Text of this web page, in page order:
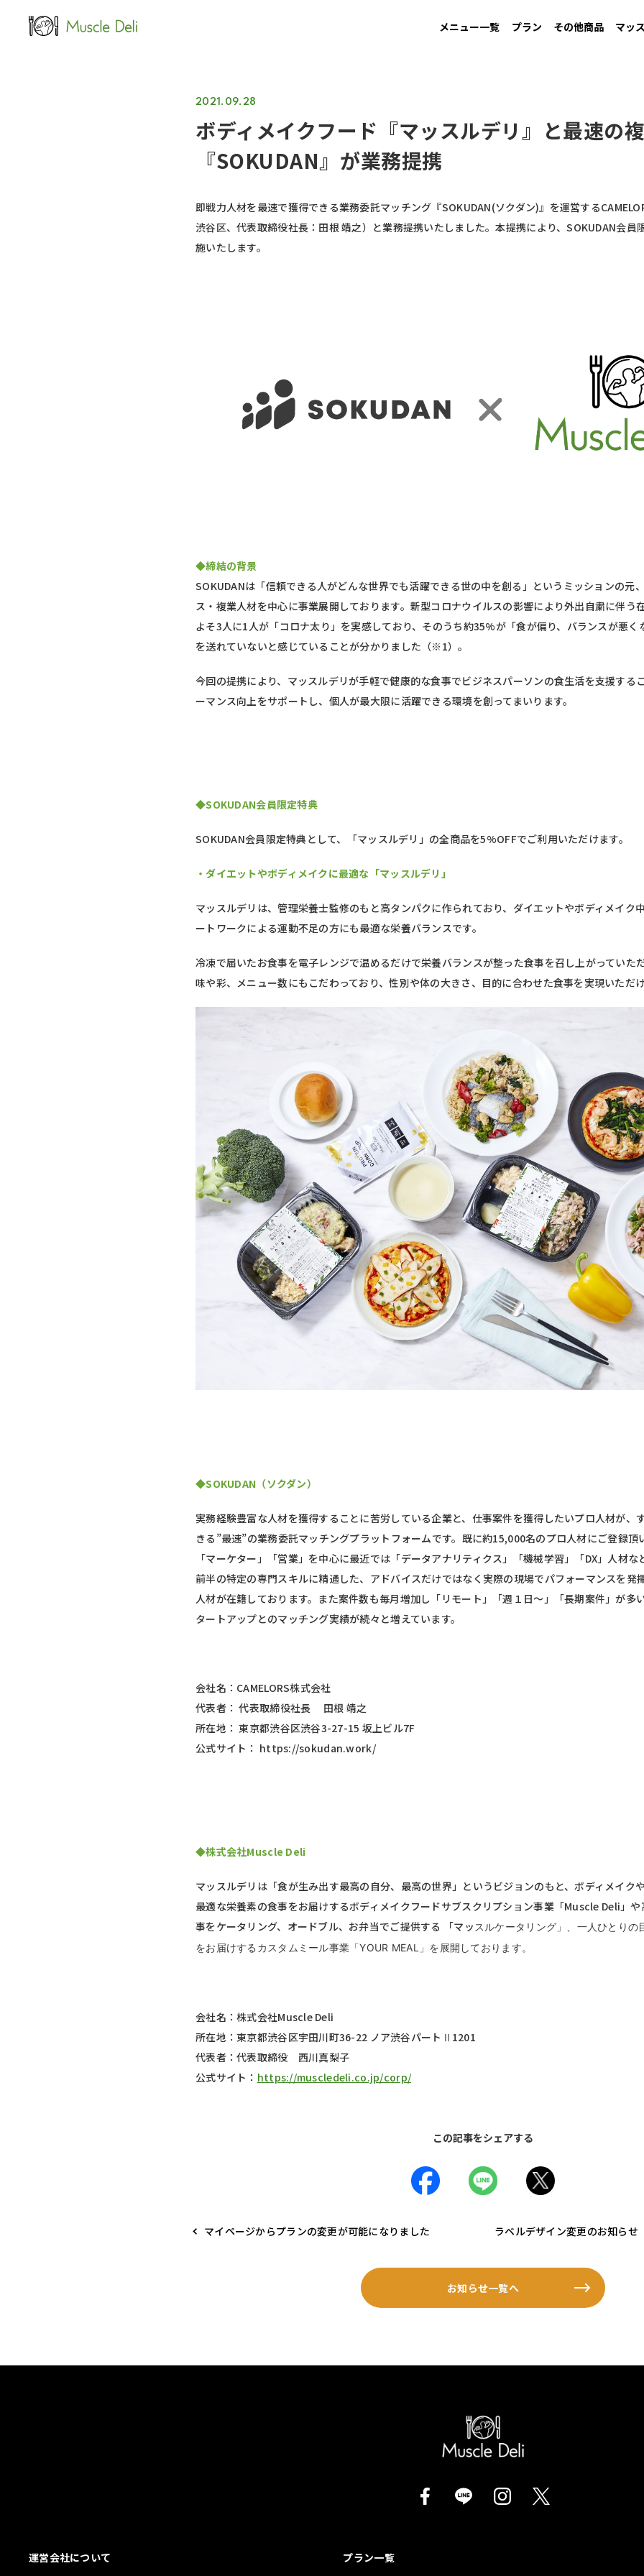
メニュー一覧 プラン その他商品 マッ
2021.09.28
ボディメイクフード『マッスルデリ』と最速の
『SOKUDAN』が業務提携
即戦力人材を最速で獲得できる業務委託マッチング『SOKUDAN(ソクダン)』を運営する
渋谷区、代表取締役社長：田根 靖之）と業務提携いたしました。本提携により、SOKUDAN会員
施いたします。
◆締結の背景
SOKUDANは「信頼できる人がどんな世界でも活躍できる世の中を創る」というミッションの元
ス・複業人材を中心に事業展開しております。新型コロナウイルスの影響により外出自粛に伴う
よそ3人に1人が「コロナ太り」を実感しており、そのうち約35%が「食が偏り、バランスが悪く
を送れていないと感じていることが分かりました（※1）。
今回の提携により、マッスルデリが手軽で健康的な食事でビジネスパーソンの食生活を支援する
ーマンス向上をサポートし、個人が最大限に活躍できる環境を創ってまいります。
◆SOKUDAN会員限定特典
SOKUDAN会員限定特典として、「マッスルデリ」の全商品を5%OFFでご利用いただけます。
・ダイエットやボディメイクに最適な「マッスルデリ」
マッスルデリは、管理栄養士監修のもと高タンパクに作られており、ダイエットやボディメイク
ートワークによる運動不足の方にも最適な栄養バランスです。
冷凍で届いたお食事を電子レンジで温めるだけで栄養バランスが整った食事を召し上がっていた
味や彩、メニュー数にもこだわっており、性別や体の大きさ、目的に合わせた食事を実現いただ
◆SOKUDAN（ソクダン）
実務経験豊富な人材を獲得することに苦労している企業と、仕事案件を獲得したいプロ人材が、
きる”最速”の業務委託マッチングプラットフォームです。既に約15,000名のプロ人材にご登録頂
「マーケター」「営業」を中心に最近では「データアナリティクス」「機械学習」「DX」人材
前半の特定の専門スキルに精通した、アドバイスだけではなく実際の現場でパフォーマンスを発
人材が在籍しております。また案件数も毎月増加し「リモート」「週１日〜」「長期案件」が多
タートアップとのマッチング実績が続々と増えています。
会社名：CAMELORS株式会社
代表者： 代表取締役社長 田根 靖之
所在地： 東京都渋谷区渋谷3-27-15 坂上ビル7F
公式サイト： https://sokudan.work/
◆株式会社Muscle Deli
マッスルデリは「食が生み出す最高の自分、最高の世界」というビジョンのもと、ボディメイク
最適な栄養素の食事をお届けするボディメイクフードサブスクリプション事業「Muscle Deli」
事をケータリング、オードブル、お弁当でご提供する 「マッ スルケータリング」、一人ひとりの
をお届けするカスタムミール事業「YOUR MEAL」を展開しております。
会社名：株式会社Muscle Deli
所在地：東京都渋谷区宇田川町36-22 ノア渋谷パートⅡ1201
代表者：代表取締役 西川真梨子
公式サイト： https://muscledeli.co.jp/corp/
この記事をシェアする
マイページからプランの変更が可能になりました ラベルデザイン変更のお知らせ
お知らせ一覧へ
運営会社について プラン一覧